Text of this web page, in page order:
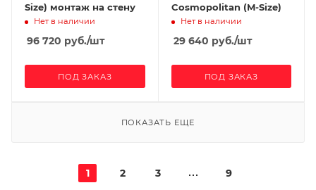
Size) монтаж на стену
Нет в наличии
96 720 руб./шт
ПОД ЗАКАЗ
Cosmopolitan (M-Size)
Нет в наличии
29 640 руб./шт
ПОД ЗАКАЗ
ПОКАЗАТЬ ЕЩЕ
1 2 3 9